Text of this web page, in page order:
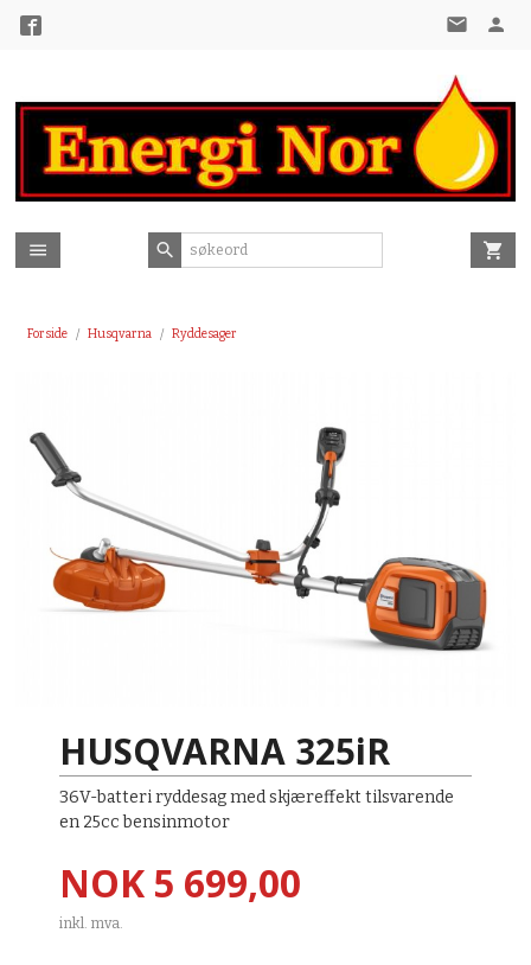
Forside Husqvarna Ryddesager
HUSQVARNA 325iR​
36V-batteri ryddesag med skjæreffekt tilsvarende
en 25cc bensinmotor
Pris
NOK 5 699,00
inkl. mva.